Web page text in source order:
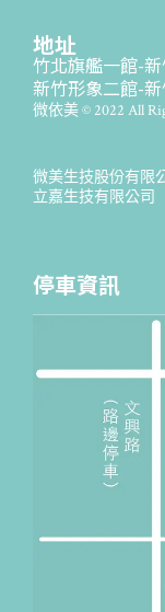
地址
竹北旗艦一館-
新竹形象二館-
微依美 © 2022 All
微美生技股份有限
立嘉生技有限公司
停車資訊